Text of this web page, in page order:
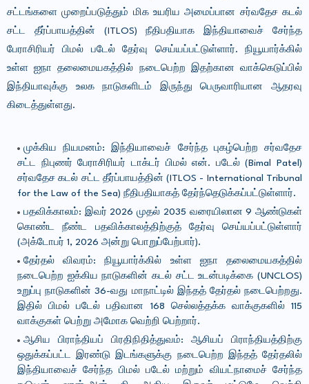
சட்டங்களை முறைப்படுத்தும் மிக உயரிய அமைப்பான சர்வதேச கடல்
சட்ட தீர்ப்பாயத்தின் (ITLOS) நீதிபதியாக இந்தியாவைச் சேர்ந்த
பேராசிரியர் பிமல் படேல் தேர்வு செய்யப்பட்டுள்ளார். நியூயார்க்கில்
உள்ள ஐநா தலைமையகத்தில் நடைபெற்ற இதற்கான வாக்கெடுப்பில்
இந்தியாவுக்கு உலக நாடுகளிடம் இருந்து பெருவாரியான ஆதரவு
கிடைத்துள்ளது.
முக்கிய நியமனம்: இந்தியாவைச் சேர்ந்த புகழ்பெற்ற சர்வதேச
சட்ட நிபுணர் பேராசிரியர் டாக்டர் பிமல் என். படேல் (Bimal Patel)
சர்வதேச கடல் சட்ட தீர்ப்பாயத்தின் (ITLOS - International Tribunal
for the Law of the Sea) நீதிபதியாகத் தேர்ந்தெடுக்கப்பட்டுள்ளார்.
பதவிக்காலம்: இவர் 2026 முதல் 2035 வரையிலான 9 ஆண்டுகள்
கொண்ட நீண்ட பதவிக்காலத்திற்குத் தேர்வு செய்யப்பட்டுள்ளார்
(அக்டோபர் 1, 2026 அன்று பொறுப்பேற்பார்).
தேர்தல் விவரம்: நியூயார்க்கில் உள்ள ஐநா தலைமையகத்தில்
நடைபெற்ற ஐக்கிய நாடுகளின் கடல் சட்ட உடன்படிக்கை (UNCLOS)
உறுப்பு நாடுகளின் 36-வது மாநாட்டில் இந்தத் தேர்தல் நடைபெற்றது.
இதில் பிமல் படேல் பதிவான 168 செல்லத்தக்க வாக்குகளில் 115
வாக்குகள் பெற்று அமோக வெற்றி பெற்றார்.
ஆசிய பிராந்தியப் பிரதிநிதித்துவம்: ஆசியப் பிராந்தியத்திற்கு
ஒதுக்கப்பட்ட இரண்டு இடங்களுக்கு நடைபெற்ற இந்தத் தேர்தலில்
இந்தியாவைச் சேர்ந்த பிமல் படேல் மற்றும் வியட்நாமைச் சேர்ந்த